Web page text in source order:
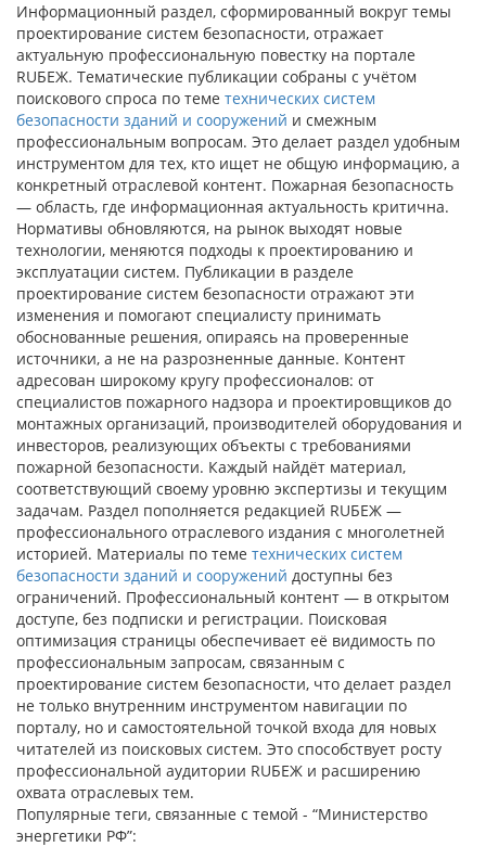
Информационный раздел, сформированный вокруг темы
проектирование систем безопасности, отражает
актуальную профессиональную повестку на портале
RUБЕЖ. Тематические публикации собраны с учётом
поискового спроса по теме технических систем
безопасности зданий и сооружений и смежным
профессиональным вопросам. Это делает раздел удобным
инструментом для тех, кто ищет не общую информацию, а
конкретный отраслевой контент. Пожарная безопасность
— область, где информационная актуальность критична.
Нормативы обновляются, на рынок выходят новые
технологии, меняются подходы к проектированию и
эксплуатации систем. Публикации в разделе
проектирование систем безопасности отражают эти
изменения и помогают специалисту принимать
обоснованные решения, опираясь на проверенные
источники, а не на разрозненные данные. Контент
адресован широкому кругу профессионалов: от
специалистов пожарного надзора и проектировщиков до
монтажных организаций, производителей оборудования и
инвесторов, реализующих объекты с требованиями
пожарной безопасности. Каждый найдёт материал,
соответствующий своему уровню экспертизы и текущим
задачам. Раздел пополняется редакцией RUБЕЖ —
профессионального отраслевого издания с многолетней
историей. Материалы по теме технических систем
безопасности зданий и сооружений доступны без
ограничений. Профессиональный контент — в открытом
доступе, без подписки и регистрации. Поисковая
оптимизация страницы обеспечивает её видимость по
профессиональным запросам, связанным с
проектирование систем безопасности, что делает раздел
не только внутренним инструментом навигации по
порталу, но и самостоятельной точкой входа для новых
читателей из поисковых систем. Это способствует росту
профессиональной аудитории RUБЕЖ и расширению
охвата отраслевых тем.
Популярные теги, связанные с темой - “Министерство
энергетики РФ”: